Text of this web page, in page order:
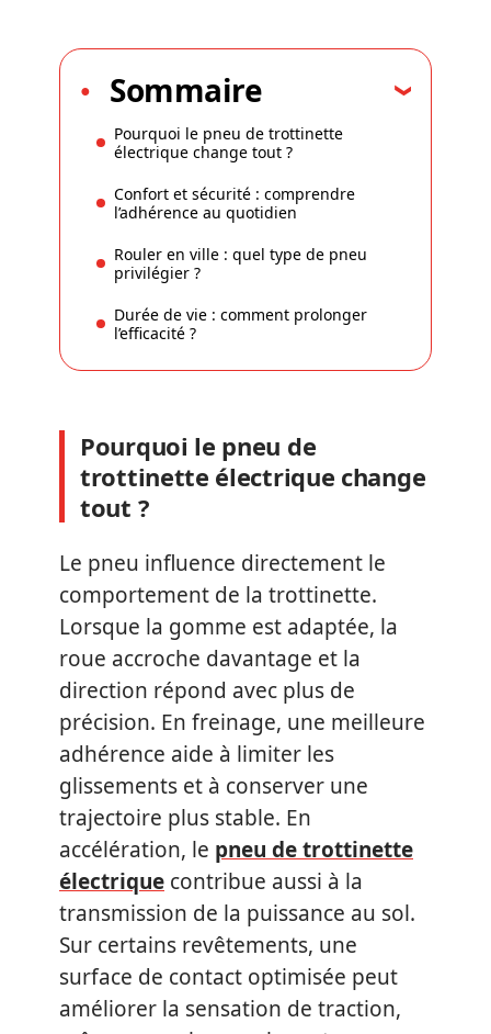
Sommaire
Pourquoi le pneu de trottinette
électrique change tout ?
Confort et sécurité : comprendre
l’adhérence au quotidien
Rouler en ville : quel type de pneu
privilégier ?
Durée de vie : comment prolonger
l’efficacité ?
Pourquoi le pneu de
trottinette électrique change
tout ?
Le pneu influence directement le
comportement de la trottinette.
Lorsque la gomme est adaptée, la
roue accroche davantage et la
direction répond avec plus de
précision. En freinage, une meilleure
adhérence aide à limiter les
glissements et à conserver une
trajectoire plus stable. En
accélération, le pneu de trottinette
électrique contribue aussi à la
transmission de la puissance au sol.
Sur certains revêtements, une
surface de contact optimisée peut
améliorer la sensation de traction,